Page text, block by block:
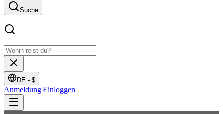
Suche
DE - $
Anmeldung|Einloggen